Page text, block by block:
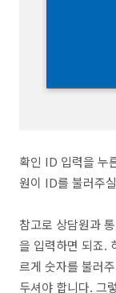
확인 ID 입력을 누
원이 ID를 불러주
참고로 상담원과
을 입력하면 되죠.
르게 숫자를 불러
두셔야 합니다. 그